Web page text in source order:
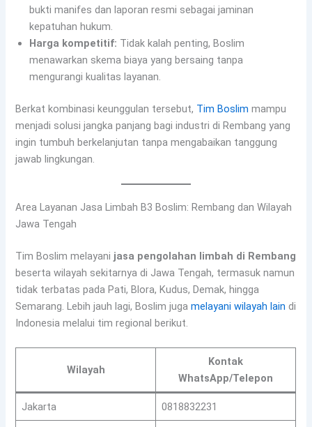
bukti manifes dan laporan resmi sebagai jaminan
kepatuhan hukum.
Harga kompetitif: Tidak kalah penting, Boslim
menawarkan skema biaya yang bersaing tanpa
mengurangi kualitas layanan.
Berkat kombinasi keunggulan tersebut, Tim Boslim mampu
menjadi solusi jangka panjang bagi industri di Rembang yang
ingin tumbuh berkelanjutan tanpa mengabaikan tanggung
jawab lingkungan.
Area Layanan Jasa Limbah B3 Boslim: Rembang dan Wilayah
Jawa Tengah
Tim Boslim melayani jasa pengolahan limbah di Rembang
beserta wilayah sekitarnya di Jawa Tengah, termasuk namun
tidak terbatas pada Pati, Blora, Kudus, Demak, hingga
Semarang. Lebih jauh lagi, Boslim jugamelayani wilayah lain di
Indonesia melalui tim regional berikut.
Wilayah
Kontak
WhatsApp/Telepon
Jakarta 0818832231